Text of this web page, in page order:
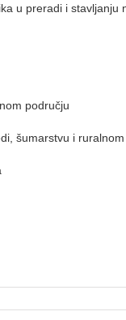
u preradi i
području
šumarstvu i